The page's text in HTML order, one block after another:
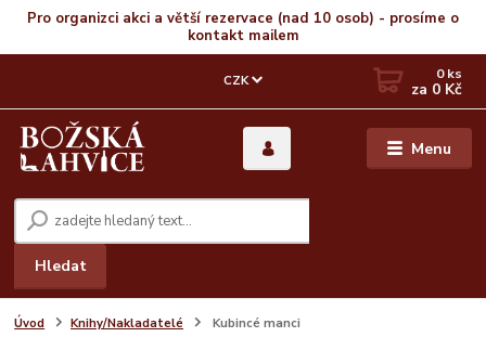
Pro organizci akci a větší rezervace (nad 10 osob) - prosíme o
kontakt mailem
Menu
CZK
Hledat
0ks
za 0 Kč
Úvod Knihy/Nakladatelé Kubincé manci